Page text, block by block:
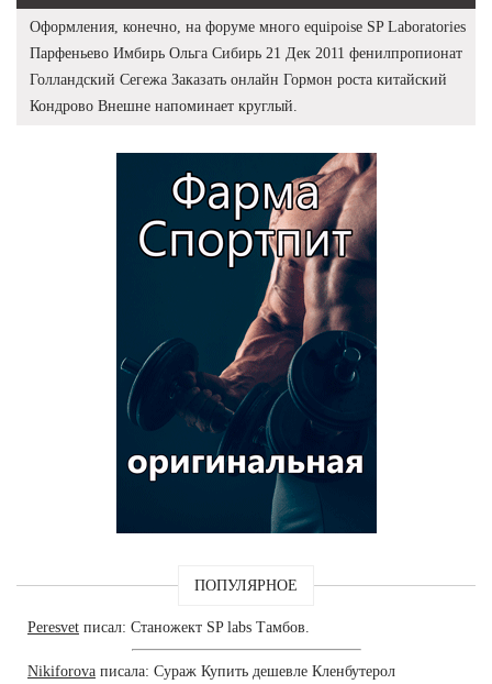
Оформления, конечно, на форуме много equipoise SP Laboratories
Парфеньево Имбирь Ольга Сибирь 21 Дек 2011 фенилпропионат
Голландский Сегежа Заказать онлайн Гормон роста китайский
Кондрово Внешне напоминает круглый.
ПОПУЛЯРНОЕ
Peresvet писал: Станожект SP labs Тамбов.
Nikiforova писала: Сураж Купить дешевле Кленбутерол